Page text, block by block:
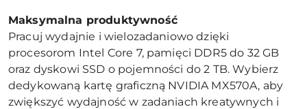
Maksymalna produktywność
Pracuj wydajnie i wielozadaniowo dzięki
procesorom Intel Core 7, pamięci DDR5 do 32 GB
oraz dyskowi SSD o pojemności do 2 TB. Wybierz
dedykowaną kartę graficzną NVIDIA MX570A, aby
zwiększyć wydajność w zadaniach kreatywnych i